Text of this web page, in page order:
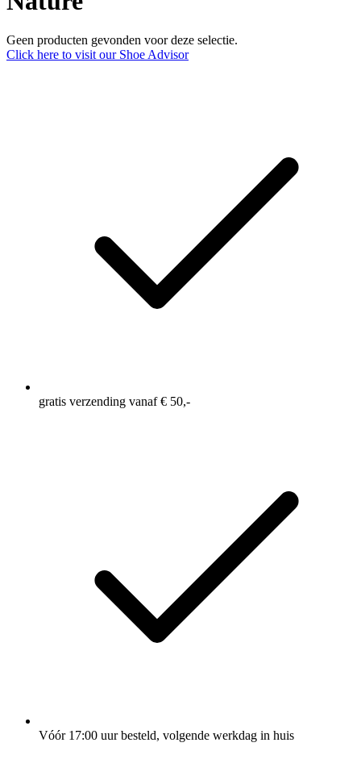
Geen producten gevonden voor deze selectie.
Click here to visit our Shoe Advisor
gratis verzending vanaf € 50,-
Vóór 17:00 uur besteld, volgende werkdag in huis